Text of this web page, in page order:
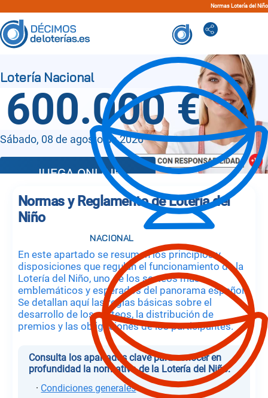
Normas Lotería del Niño
Normas y Reglamento de Lotería del
Niño
En este apartado se resumen los principios y
disposiciones que regulan el funcionamiento de la
Lotería del Niño, uno de los sorteos más
emblemáticos y esperados del panorama español.
Se detallan aquí las reglas básicas sobre el
desarrollo de los sorteos, la distribución de
premios y las obligaciones de los participantes.
Consulta los apartados clave para conocer en
profundidad la normativa de la Lotería del Niño:
· Condiciones generales
600.000 €
Sábado, 08 de agosto de 2026
JUEGA ONLINE